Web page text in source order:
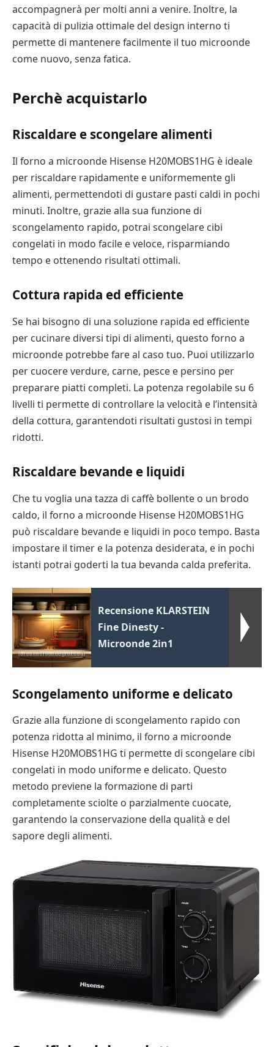
accompagnerà per molti anni a venire. Inoltre, la
capacità di pulizia ottimale del design interno ti
permette di mantenere facilmente il tuo microonde
come nuovo, senza fatica.
Perchè acquistarlo
Riscaldare e scongelare alimenti
Il forno a microonde Hisense H20MOBS1HG è ideale
per riscaldare rapidamente e uniformemente gli
alimenti, permettendoti di gustare pasti caldi in pochi
minuti. Inoltre, grazie alla sua funzione di
scongelamento rapido, potrai scongelare cibi
congelati in modo facile e veloce, risparmiando
tempo e ottenendo risultati ottimali.
Cottura rapida ed efficiente
Se hai bisogno di una soluzione rapida ed efficiente
per cucinare diversi tipi di alimenti, questo forno a
microonde potrebbe fare al caso tuo. Puoi utilizzarlo
per cuocere verdure, carne, pesce e persino per
preparare piatti completi. La potenza regolabile su 6
livelli ti permette di controllare la velocità e l’intensità
della cottura, garantendoti risultati gustosi in tempi
ridotti.
Riscaldare bevande e liquidi
Che tu voglia una tazza di caffè bollente o un brodo
caldo, il forno a microonde Hisense H20MOBS1HG
può riscaldare bevande e liquidi in poco tempo. Basta
impostare il timer e la potenza desiderata, e in pochi
istanti potrai goderti la tua bevanda calda preferita.
Recensione KLARSTEIN
Fine Dinesty -
Microonde 2in1
Scongelamento uniforme e delicato
Grazie alla funzione di scongelamento rapido con
potenza ridotta al minimo, il forno a microonde
Hisense H20MOBS1HG ti permette di scongelare cibi
congelati in modo uniforme e delicato. Questo
metodo previene la formazione di parti
completamente sciolte o parzialmente cuocate,
garantendo la conservazione della qualità e del
sapore degli alimenti.